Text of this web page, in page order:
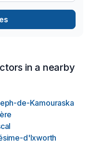
We create only
state-of-the-art
in a nearby
de-Kamouraska
d'Ixworth